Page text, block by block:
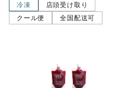
冷凍
店頭受け取り
クール便
全国配送可